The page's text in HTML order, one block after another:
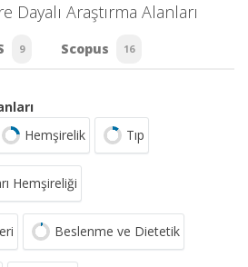
Dayalı Araştırma Alanları
9 Scopus 16
Hemşirelik Tıp
Hemşireliği
Beslenme ve Dietetik